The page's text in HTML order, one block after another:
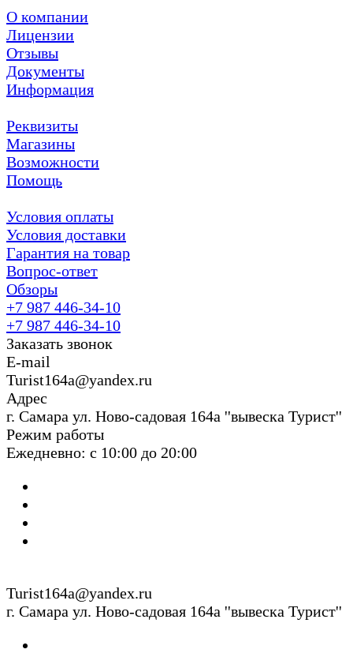
О компании
Лицензии
Отзывы
Документы
Информация
Реквизиты
Магазины
Возможности
Помощь
Условия оплаты
Условия доставки
Гарантия на товар
Вопрос-ответ
Обзоры
+7 987 446-34-10
+7 987 446-34-10
Заказать звонок
E-mail
Turist164a@yandex.ru
Адрес
г. Cамара ул. Ново-садовая 164а ''вывеска Турист''
Режим работы
Ежедневно: с 10:00 до 20:00
Turist164a@yandex.ru
г. Cамара ул. Ново-садовая 164а ''вывеска Турист''